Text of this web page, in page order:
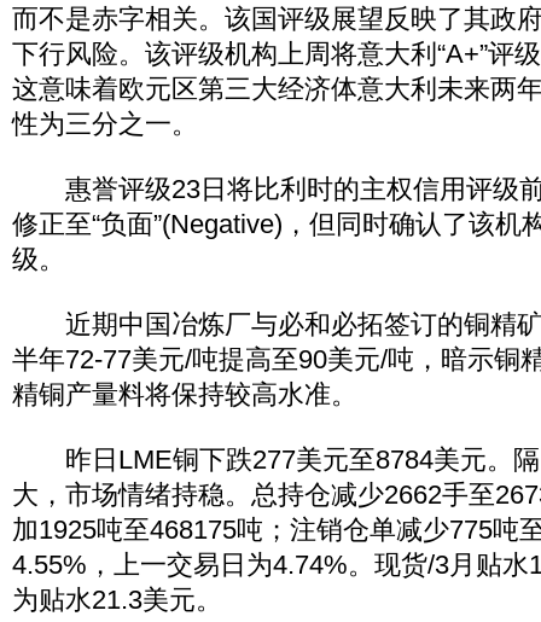
而不是赤字相关。该国评级展望反映了其政
下行风险。该评级机构上周将意大利“A+”评
这意味着欧元区第三大经济体意大利未来两
性为三分之一。
惠誉评级23日将比利时的主权信用评级前
修正至“负面”(Negative)，但同时确认了该机
级。
近期中国冶炼厂与必和必拓签订的铜精
半年72-77美元/吨提高至90美元/吨，暗示铜
精铜产量料将保持较高水准。
昨日LME铜下跌277美元至8784美元。隔
大，市场情绪持稳。总持仓减少2662手至
加1925吨至468175吨；注销仓单减少775吨
4.55%，上一交易日为4.74%。现货/3月贴水
为贴水21.3美元。